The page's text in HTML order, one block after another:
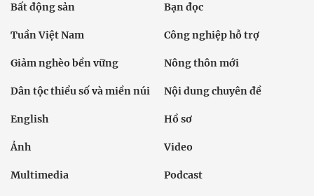
Bất động sản Bạn đọc
Tuần Việt Nam Công nghiệp hỗ trợ
Giảm nghèo bền vững Nông thôn mới
Dân tộc thiểu số và miền núi Nội dung chuyên đề
English Hồ sơ
Ảnh Video
Multimedia Podcast